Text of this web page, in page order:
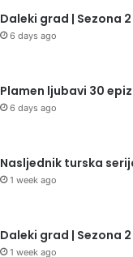
Daleki grad | Sezona
6 days ago
Plamen ljubavi 30
6 days ago
Nasljednik turska
1 week ago
Daleki grad | Sezona
1 week ago